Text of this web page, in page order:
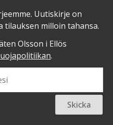
Uutiskirje on
milloin tahansa.
Olsson i Ellös
.
Skicka